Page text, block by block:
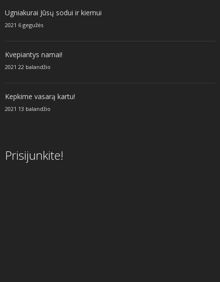
Ugniakurai Jūsų sodui ir kiemui
2021 6 gegužės
Kvepiantys namai!
2021 22 balandžio
Kepkime vasarą kartu!
2021 13 balandžio
Prisijunkite!